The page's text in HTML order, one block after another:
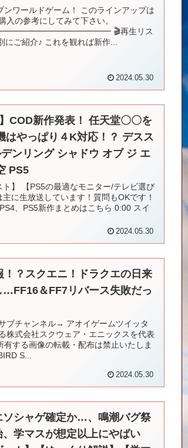
ンワールドゲーム！ このラインアップは
入の参考にしてみて下さい。
🎬再生リス
にご紹介♪ これを観れば新作...
2024.05.30
COD新作発表！ 任天堂〇〇を
はやっぱり４K対応！？ デスス
ンリング シャドウ オブ ジ エ
PS5
ト】 【PS5の最適なモニター/テレビ選び
に生放送しています！質問もOKです！
、PS5新作まとめはこちら 0:00 スイ
2024.05.30
！？スクエニ！ドラクエの日来
…FF16＆FF7リバース失敗だっ
ブチャンネル→ アオイゲームツイッタ
株式会社スクウェア・エニックスを代表
有する画像の転載・配布は禁止いたしま
S...
2024.05.30
ソシャゲ確定か…、鳴潮バグ祭
学マスが想定以上にやばい